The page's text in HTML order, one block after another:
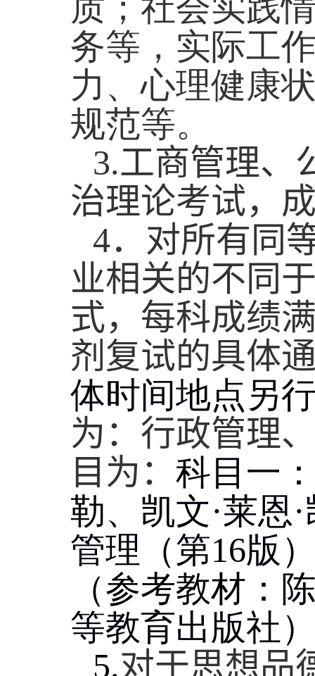
务等，实际工
力、心理健康
规范等。
3.工商管理、
治理论考试，
4． 对所有同
业相关的不同
式，每科成绩
剂复试的具体
体时间地点另
为：行政管理
目为： 科目一
勒、凯文·莱恩·
管理（第16版
（参考教材：
等教育出版社
5.对于思想品